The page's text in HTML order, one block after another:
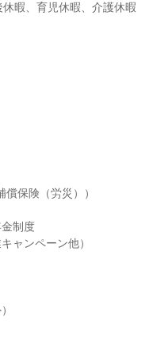
暇、育児休暇、介護休暇
保険（労災））
制度
ャンペーン他）